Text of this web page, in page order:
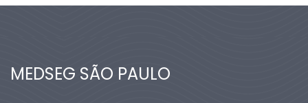
MEDSEG SÃO PAULO